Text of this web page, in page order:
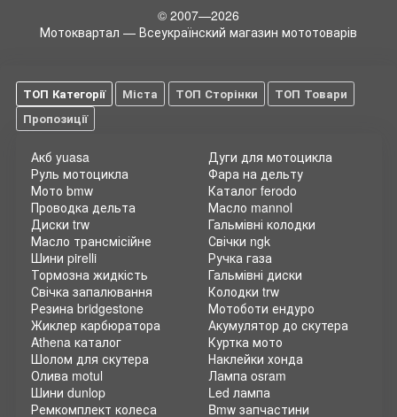
колеса двигаться, а мотоциклисту – с радостью
передвигаться на своем любимом транспортном средстве.
своевременное обслуживание сможет стать гарантией
комфортной и безопасной езды. Тем более, что устаревшая
или вышедшая из строя цепь быстро доведет до такого же
Мото цепи DID имеют высокое качество и поразительную
надежность, благодаря использованию передовых
технологий производства и прочных материалов. Такие
детали легко обеспечат надлежащий передаточный
уровень. Повышенная стойкость к износу обеспечить
длительный эксплуатационный срок, а также исключит
возникновение опасных для мотолюбителя ситуаций,
связанных с разрывом цепи на высоких скоростях.
Основные параметры и характеристики DID
цепи мото
Все цепи для мототехники обладают некоторыми отличиями
и характеристиками. Среди них:
© 2007—2026
Мотоквартал — Всеукраїнский магазин мототоварів
ТОП Категорії Міста ТОП Сторінки
ТОП Товари
Пропозиції
Акб yuasa
Руль мотоцикла
Мото bmw
Проводка дельта
Диски trw
Масло трансмісійне
Шини pirelli
Тормозна жидкість
Дуги для мотоцикла
Фара на дельту
Каталог ferodo
Масло mannol
Гальмівні колодки
Свічки ngk
Ручка газа
Гальмівні диски
Свічка запалювання
Резина bridgestone
Жиклер карбюратора
Athena каталог
Шолом для скутера
Олива motul
Шини dunlop
Ремкомплект колеса
Колодки trw
Мотоботи ендуро
Акумулятор до скутера
Куртка мото
Наклейки хонда
Лампа osram
Led лампа
Bmw запчастини